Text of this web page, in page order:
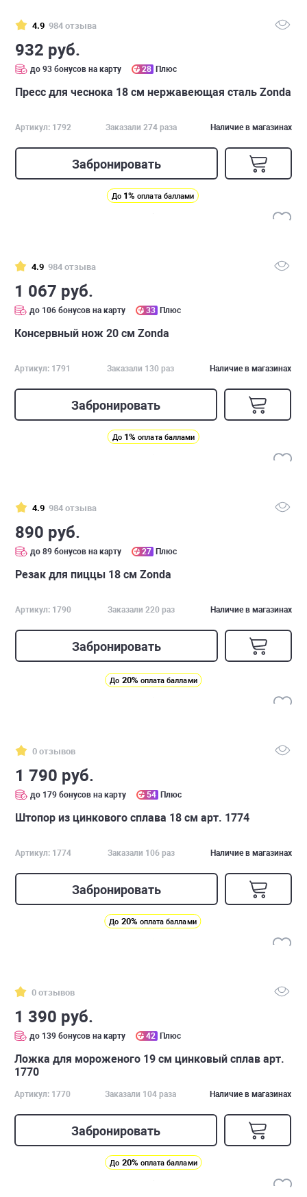
4.9 984 отзыва
932 руб.
до 93 бонусов на карту 28 Плюс
Пресс для чеснока 18 см нержавеющая сталь Zonda
Артикул: 1792 Заказали 274 раза Наличие в магазинах
Забронировать
До 1% оплата баллами
4.9 984 отзыва
1 067 руб.
до 106 бонусов на карту 33 Плюс
Консервный нож 20 см Zonda
Артикул: 1791 Заказали 130 раз Наличие в магазинах
Забронировать
До 1% оплата баллами
4.9 984 отзыва
890 руб.
до 89 бонусов на карту 27 Плюс
Резак для пиццы 18 см Zonda
Артикул: 1790 Заказали 220 раз Наличие в магазинах
Забронировать
До 20% оплата баллами
0 отзывов
1 790 руб.
до 179 бонусов на карту 54 Плюс
Штопор из цинкового сплава 18 см арт. 1774
Артикул: 1774 Заказали 106 раз Наличие в магазинах
Забронировать
До 20% оплата баллами
0 отзывов
1 390 руб.
до 139 бонусов на карту 42 Плюс
Ложка для мороженого 19 см цинковый сплав арт.
1770
Артикул: 1770 Заказали 104 раза Наличие в магазинах
Забронировать
До 20% оплата баллами